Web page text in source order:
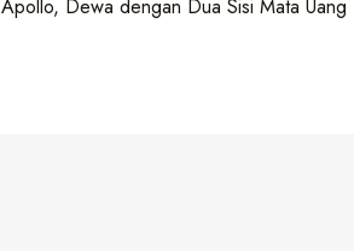
Apollo, Dewa dengan Dua Sisi Mata Uang